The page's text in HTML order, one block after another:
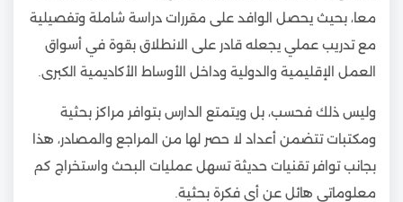
معا، بحيث يحصل الوافد على مقررات دراسة شاملة وتفصيلية
مع تدريب عملي يجعله قادر على الانطلاق بقوة في أسواق
العمل الإقليمية والدولية وداخل الأوساط الأكاديمية الكبرى.
وليس ذلك فحسب، بل ويتمتع الدارس بتوافر مراكز بحثية
ومكتبات تتضمن أعداد لا حصر لها من المراجع والمصادر، هذا
بجانب توافر تقنيات حديثة تسهل عمليات البحث واستخراج كم
معلوماتي هائل عن أي فكرة بحثية.